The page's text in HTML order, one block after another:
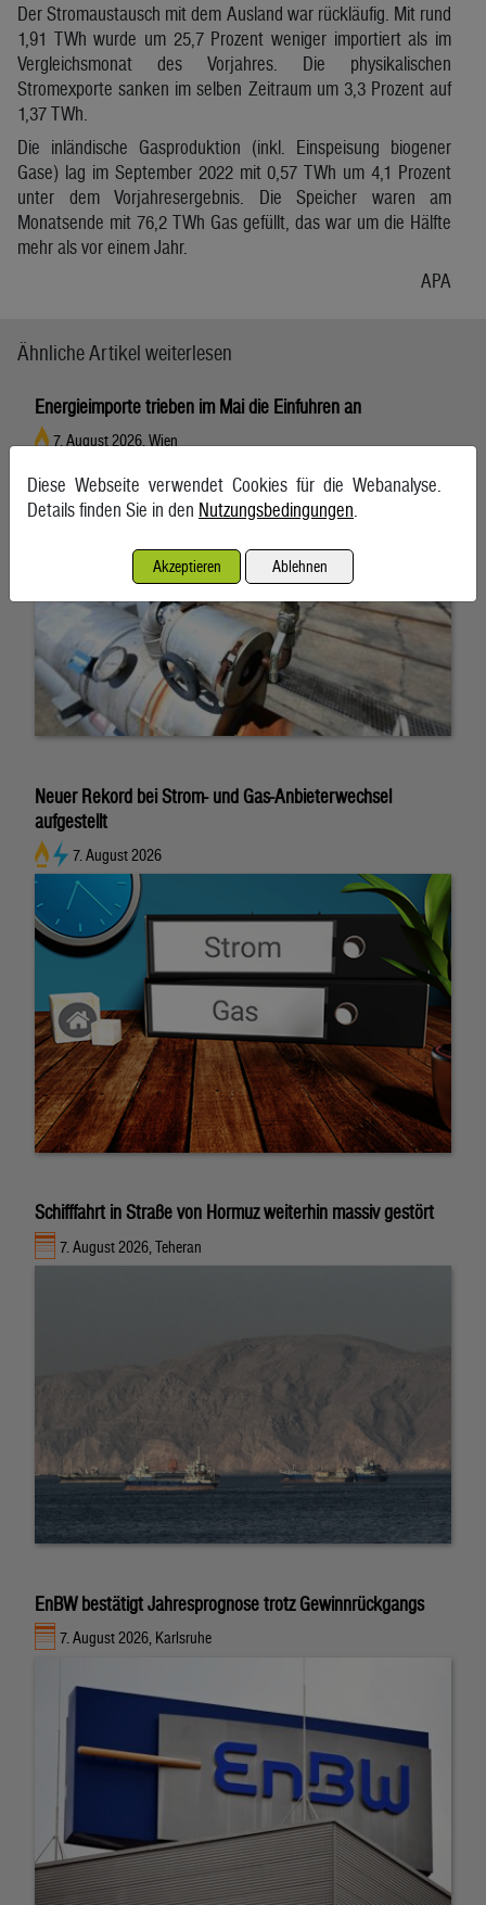
Der Stromaustausch mit dem Ausland war rückläufig. Mit rund
1,91 TWh wurde um 25,7 Prozent weniger importiert als im
Vergleichsmonat des Vorjahres. Die physikalischen
Stromexporte sanken im selben Zeitraum um 3,3 Prozent auf
1,37 TWh.
Die inländische Gasproduktion (inkl. Einspeisung biogener
Gase) lag im September 2022 mit 0,57 TWh um 4,1 Prozent
unter dem Vorjahresergebnis. Die Speicher waren am
Monatsende mit 76,2 TWh Gas gefüllt, das war um die Hälfte
mehr als vor einem Jahr.
APA
Ähnliche Artikel weiterlesen
Energieimporte trieben im Mai die Einfuhren an
7. August 2026, Wien
Neuer Rekord bei Strom- und Gas-Anbieterwechsel
aufgestellt
7. August 2026
Schifffahrt in Straße von Hormuz weiterhin massiv gestört
7. August 2026, Teheran
EnBW bestätigt Jahresprognose trotz Gewinnrückgangs
7. August 2026, Karlsruhe
Diese Webseite verwendet Cookies für die Webanalyse.
Details finden Sie in den Nutzungsbedingungen
Akzeptieren Ablehnen